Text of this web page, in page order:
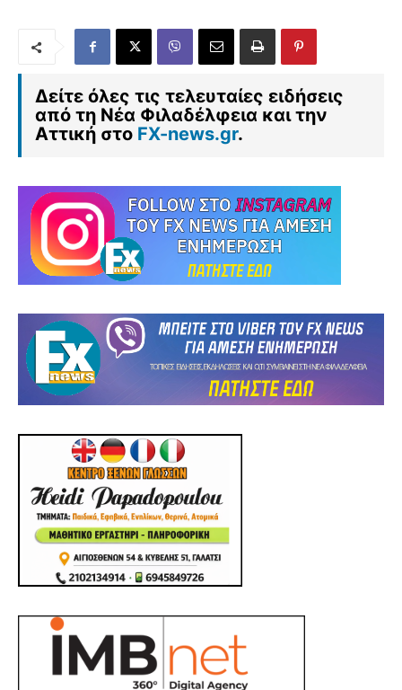
Δείτε όλες τις τελευταίες ειδήσεις
από τη Νέα Φιλαδέλφεια και την
Αττική στο FX-news.gr.